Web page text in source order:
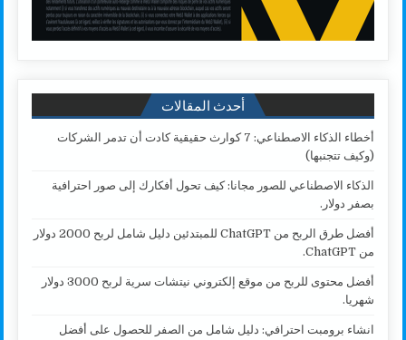
أحدث المقالات
أخطاء الذكاء الاصطناعي: 7 كوارث حقيقية كادت أن تدمر الشركات
(وكيف تتجنبها)
الذكاء الاصطناعي للصور مجانا: كيف تحول أفكارك إلى صور احترافية
بصفر دولار.
أفضل طرق الربح من ChatGPT للمبتدئين دليل شامل لربح 2000 دولار
من ChatGPT.
أفضل محتوى للربح من موقع إلكتروني نيتشات سرية لربح 3000 دولار
شهريا.
انشاء برومبت احترافي: دليل شامل من الصفر للحصول على أفضل